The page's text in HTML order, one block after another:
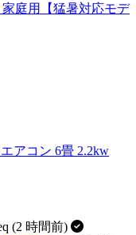
庭用【猛暑対応モデ
エアコン 6畳 2.2kw
(2 時間前)